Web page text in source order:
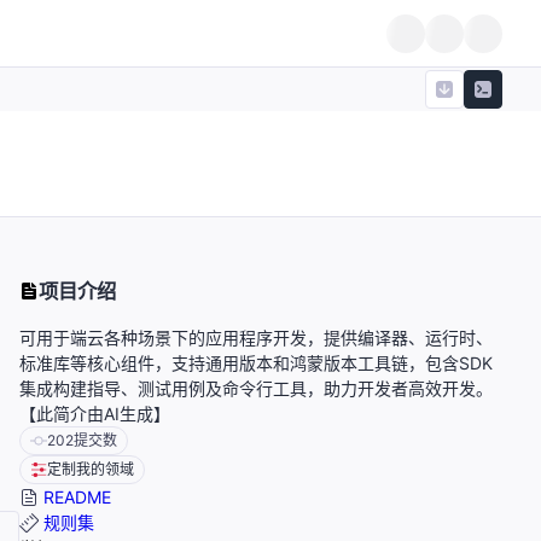
项目介绍
可用于端云各种场景下的应用程序开发，提供编译器、运行时、
标准库等核心组件，支持通用版本和鸿蒙版本工具链，包含SDK
集成构建指导、测试用例及命令行工具，助力开发者高效开发。
【此简介由AI生成】
202提交数
定制我的领域
README
规则集